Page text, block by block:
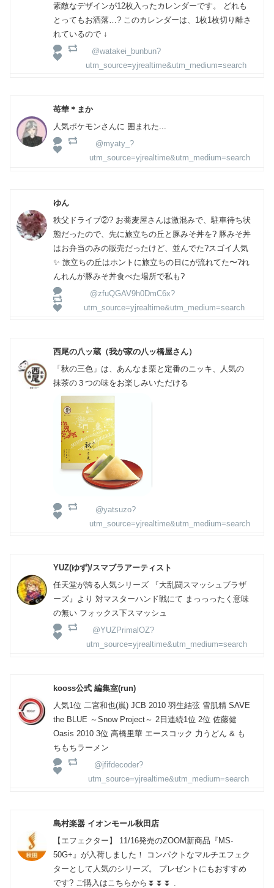
素敵なデザインが12枚入ったカレンダーです。 どれも
とってもお洒落…? このカレンダーは、1枚1枚切り離さ
れているので ↓
@watakei_bunbun?
utm_source=yjrealtime&utm_medium=search
苺華＊まか
人気ポケモンさんに 囲まれた...
@myaty_?
utm_source=yjrealtime&utm_medium=search
ゆん
秩父ドライブ②? お蕎麦屋さんは激混みで、駐車待ち状
態だったので、先に旅立ちの丘と豚みそ丼を? 豚みそ丼
はお弁当のみの販売だったけど、並んでた?スゴイ人気
✨ 旅立ちの丘はホントに旅立ちの日にが流れてた〜?れ
んれんが豚みそ丼食べた場所で私も?
@zfuQGAV9h0DmC6x?
utm_source=yjrealtime&utm_medium=search
西尾の八ッ蔵（我が家の八ッ橋屋さん）
「秋の三色」は、あんなま栗と定番のニッキ、人気の
抹茶の３つの味をお楽しみいただける
@yatsuzo?
utm_source=yjrealtime&utm_medium=search
YUZ(ゆず)/スマブラアーティスト
任天堂が誇る人気シリーズ 『大乱闘スマッシュブラザ
ーズ』より 対マスターハンド戦にて まっっったく意味
の無い フォックス下スマッシュ
@YUZPrimalOZ?
utm_source=yjrealtime&utm_medium=search
kooss公式 編集室(run)
人気1位 二宮和也(嵐) JCB 2010 羽生結弦 雪肌精 SAVE
the BLUE ～Snow Project～ 2日連続1位 2位 佐藤健
Oasis 2010 3位 高橋里華 エースコック 力うどん & も
ちもちラーメン
@jfifdecoder?
utm_source=yjrealtime&utm_medium=search
島村楽器 イオンモール秋田店
【エフェクター】 11/16発売のZOOM新商品『MS-
50G+』が入荷しました！ コンパクトなマルチエフェク
ターとして人気のシリーズ。 プレゼントにもおすすめ
です? ご購入はこちらから⏬⏬⏬ .